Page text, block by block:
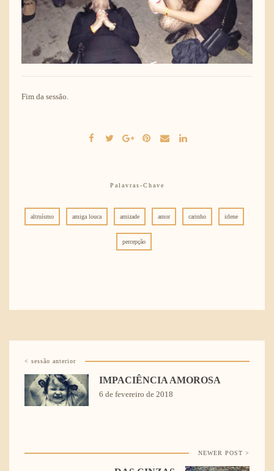
Fim da sessão.
Palavras-Chave
altruísmo amiga louca amizade amor carinho irlene
percepção
< sessão anterior
IMPACIÊNCIA AMOROSA
6 de fevereiro de 2018
NEWER POST >